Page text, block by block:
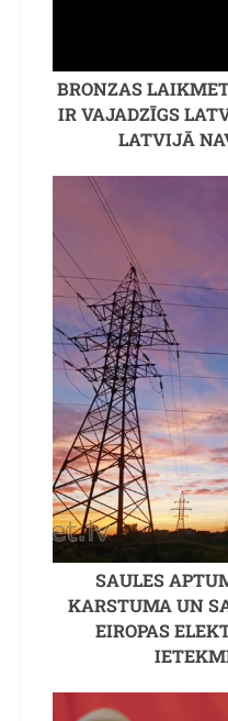
BRONZAS
IR VAJADZĪGS
LATVIJĀ
SAULES
KARSTUMA UN
EIROPAS